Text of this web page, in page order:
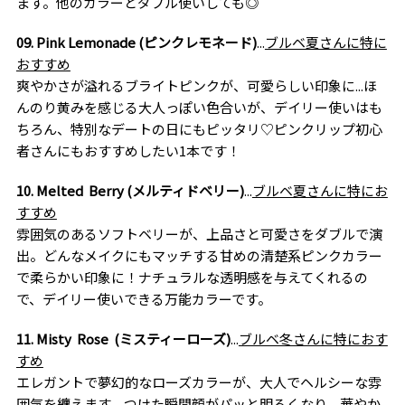
09. Pink Lemonade (ピンクレモネード)...ブルベ夏さんに特に
おすすめ
爽やかさが溢れるブライトピンクが、可愛らしい印象に...ほ
んのり黄みを感じる大人っぽい色合いが、デイリー使いはも
ちろん、特別なデートの日にもピッタリ♡ピンクリップ初心
者さんにもおすすめしたい1本です！
10. Melted Berry (メルティドベリー)...ブルベ夏さんに特にお
すすめ
雰囲気のあるソフトベリーが、上品さと可愛さをダブルで演
出。どんなメイクにもマッチする甘めの清楚系ピンクカラー
で柔らかい印象に！ナチュラルな透明感を与えてくれるの
で、デイリー使いできる万能カラーです。
11. Misty Rose (ミスティーローズ)...ブルベ冬さんに特におす
すめ
エレガントで夢幻的なローズカラーが、大人でヘルシーな雰